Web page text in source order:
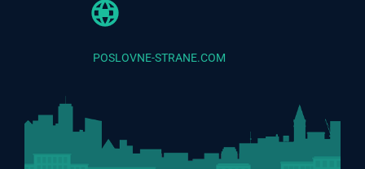
POSLOVNE-STRANE.COM